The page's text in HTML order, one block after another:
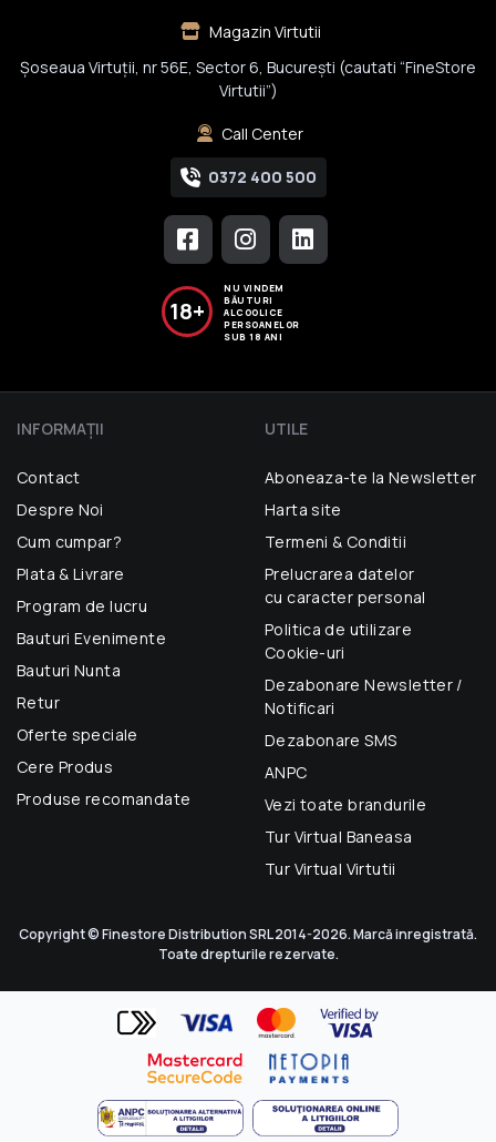
Magazin Virtutii
Șoseaua Virtuții, nr 56E, Sector 6, București (cautati “FineStore
Virtutii”)
Call Center
0372 400 500
18+
NU VINDEM
BĂUTURI
ALCOOLICE
PERSOANELOR
SUB 18 ANI
INFORMAŢII
Contact
Despre Noi
Cum cumpar?
Plata & Livrare
Program de lucru
Bauturi Evenimente
Bauturi Nunta
Retur
Oferte speciale
Cere Produs
Produse recomandate
UTILE
Aboneaza-te la Newsletter
Harta site
Termeni & Conditii
Prelucrarea datelor
cu caracter personal
Politica de utilizare
Cookie-uri
Dezabonare Newsletter /
Notificari
Dezabonare SMS
ANPC
Vezi toate brandurile
Tur Virtual Baneasa
Tur Virtual Virtutii
Copyright © Finestore Distribution SRL 2014-2026. Marcă inregistrată.
Toate drepturile rezervate.